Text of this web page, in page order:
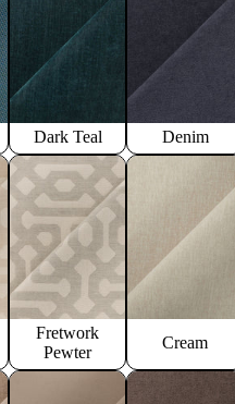
Dark Teal Denim
Fretwork
Pewter
Cream